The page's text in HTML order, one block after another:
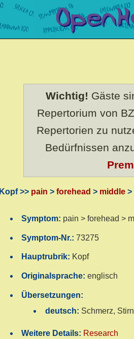
Wichtig! Gäste
Repertorium von
Repertorien zu
Bedürfnissen
Kopf >> pain > forehead > middle >
Symptom: pain > forehead >
Symptom-Nr.:73275
Hauptrubrik: Kopf
Originalsprache:englisch
Übersetzungen:
deutsch: Schmerz,
Weitere Details: Research